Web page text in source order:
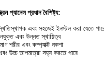
প্যানেল প্রধান বৈশিষ্ট্য:
এবং সহজেই ইনস্টল করা যেতে
এবং উন্নত স্থায়িত্ব
শরীর এবং কম্প্যাক্ট নকশা
উচ্চ তাপমাত্রা সহ্য করতে পারে